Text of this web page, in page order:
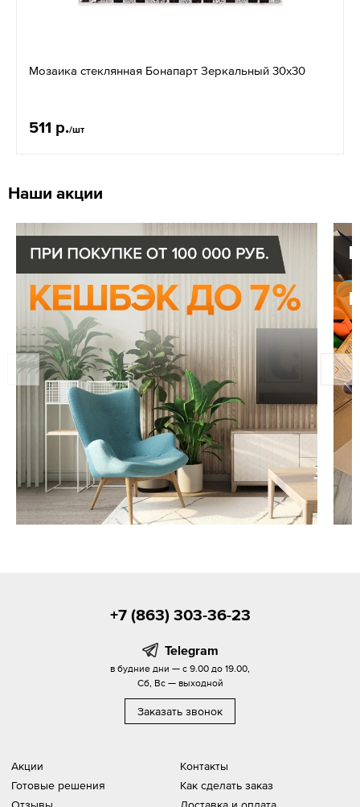
Мозаика стеклянная Бонапарт Зеркальный 30х30
511 р./шт
Наши акции
Акции
Готовые решения
Отзывы
Контакты
Как сделать заказ
Доставка и оплата
+7 (863) 303-36-23
Telegram
в будние дни — с 9.00 до 19.00,
Сб, Вс — выходной
Заказать звонок